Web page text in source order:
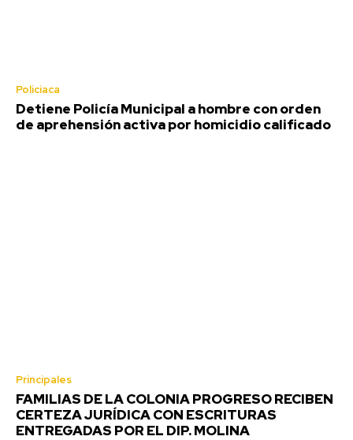
Policiaca
Detiene Policía Municipal a hombre con orden
de aprehensión activa por homicidio calificado
Principales
FAMILIAS DE LA COLONIA PROGRESO RECIBEN
CERTEZA JURÍDICA CON ESCRITURAS
ENTREGADAS POR EL DIP. MOLINA